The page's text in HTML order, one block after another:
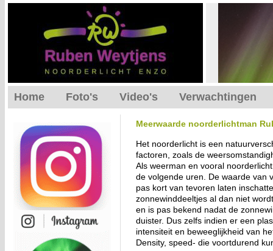
Meerwaarde noorderlichtman
Het noorderlicht is een
factoren, zoals de
Als weerman en vooral
de volgende uren. De waarde van
pas kort van tevoren laten
zonnewinddeeltjes al dan niet
en is pas bekend nadat de
duister. Dus zelfs indien er een
intensiteit en beweeglijkheid van
Density, speed- die voortdurend
Home Foto's Video's Verwachtingen